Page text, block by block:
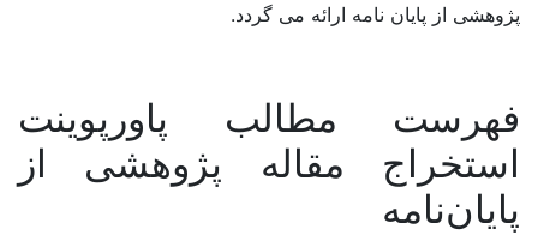
آذربایجان شرقی
آذربایجان غربی
پژوهشی از پایان نامه ارائه می گردد.
فهرست مطالب پاورپوینت
استخراج مقاله پژوهشی از
پایان‌نامه